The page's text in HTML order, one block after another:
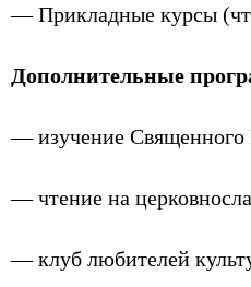
— Прикладные курсы
Дополнительные
— изучение Священного
— чтение на
— клуб любителей